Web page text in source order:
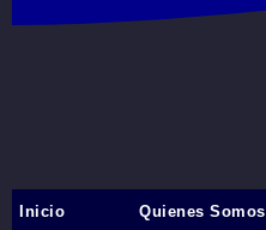
Inicio Quienes Somos